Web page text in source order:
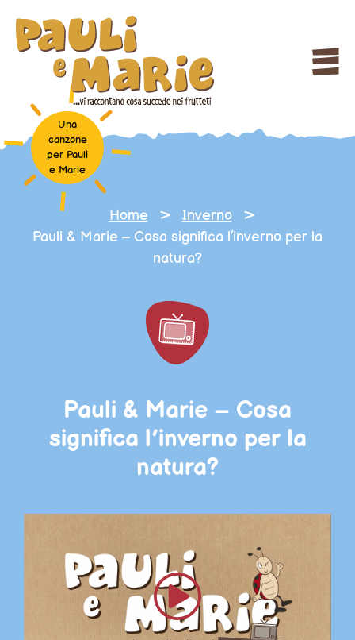
Una
canzone
per Pauli
e Marie
Home > Inverno >
Pauli & Marie – Cosa significa l’inverno per la
natura?
Pauli & Marie – Cosa
significa l’inverno per la
natura?